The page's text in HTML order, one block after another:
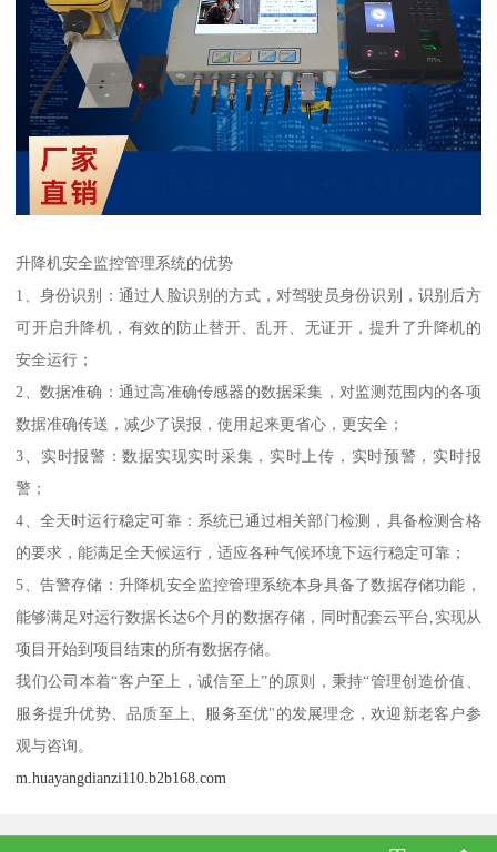
升降机安全监控管理系统的优势
1、身份识别：通过人脸识别的方式，对驾驶员身份识别，识别后方
可开启升降机，有效的防止替开、乱开、无证开，提升了升降机的
安全运行；
2、数据准确：通过高准确传感器的数据采集，对监测范围内的各项
数据准确传送，减少了误报，使用起来更省心，更安全；
3、实时报警：数据实现实时采集，实时上传，实时预警，实时报
警；
4、全天时运行稳定可靠：系统已通过相关部门检测，具备检测合格
的要求，能满足全天候运行，适应各种气候环境下运行稳定可靠；
5、告警存储：升降机安全监控管理系统本身具备了数据存储功能，
能够满足对运行数据长达6个月的数据存储，同时配套云平台,实现从
项目开始到项目结束的所有数据存储。
我们公司本着“客户至上，诚信至上”的原则，秉持“管理创造价值、
服务提升优势、品质至上、服务至优"的发展理念，欢迎新老客户参
观与咨询。
m.huayangdianzi110.b2b168.com